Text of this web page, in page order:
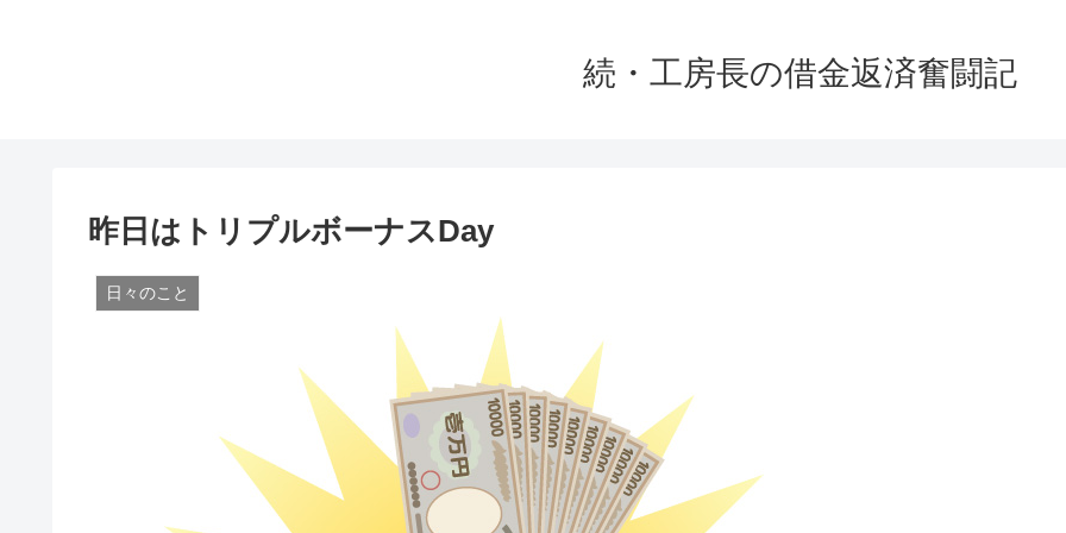
続・工房長の借金返済奮闘記
昨日はトリプルボーナスDay
日々のこと